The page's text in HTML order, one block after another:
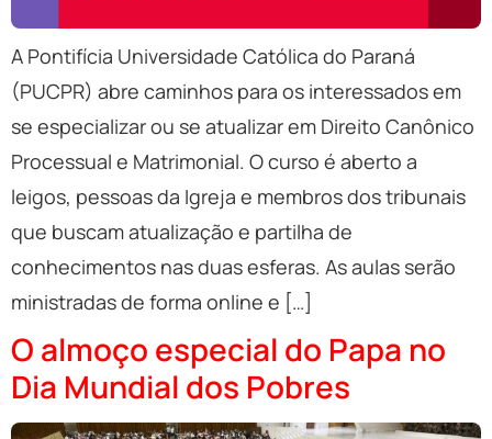
A Pontifícia Universidade Católica do Paraná
(PUCPR) abre caminhos para os interessados em
se especializar ou se atualizar em Direito Canônico
Processual e Matrimonial. O curso é aberto a
leigos, pessoas da Igreja e membros dos tribunais
que buscam atualização e partilha de
conhecimentos nas duas esferas. As aulas serão
ministradas de forma online e […]
O almoço especial do Papa no
Dia Mundial dos Pobres